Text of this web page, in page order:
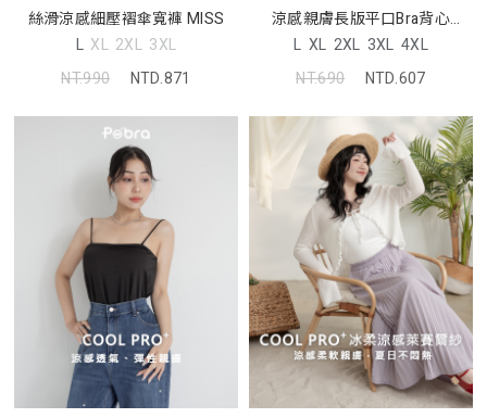
絲滑涼感細壓褶傘寬褲 MISS
L XL 2XL 3XL
NT.990
NTD.871
涼感親膚長版平口Bra背心
Pobra
L XL 2XL 3XL 4XL
NT.690
NTD.607